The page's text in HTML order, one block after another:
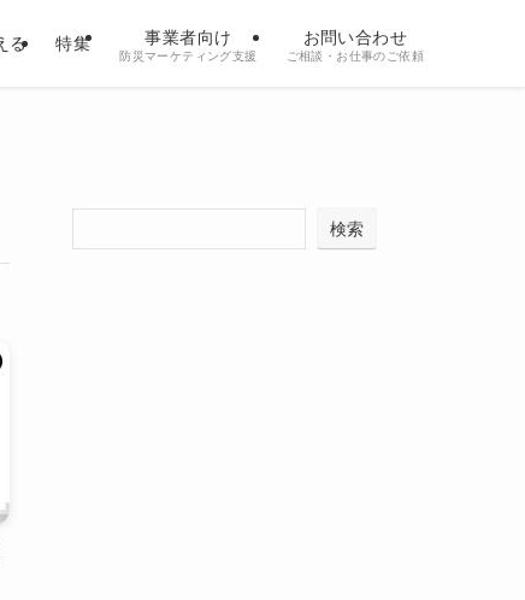
る 特集 事業者向け
防災マーケティング支援
お問い合わせ
ご相談・お仕事のご依頼
検索